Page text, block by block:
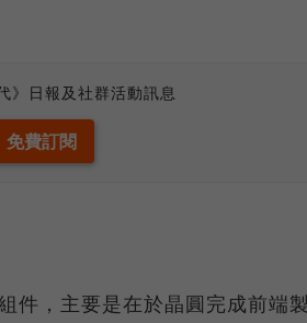
》日報及社群活動訊息
件，主要是在於晶圓完成前端